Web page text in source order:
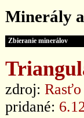
Minerály
Zbieranie minerálov
zdroj: Rasťo
pridané: